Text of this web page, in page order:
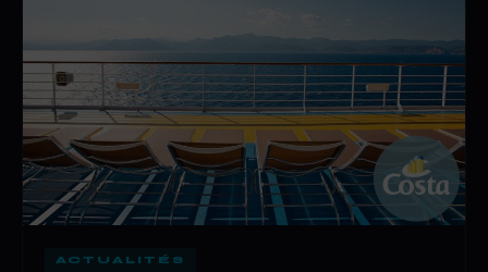
ACTUALITÉS